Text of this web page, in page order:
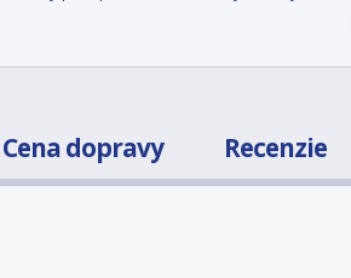
Cena dopravy Recenzie